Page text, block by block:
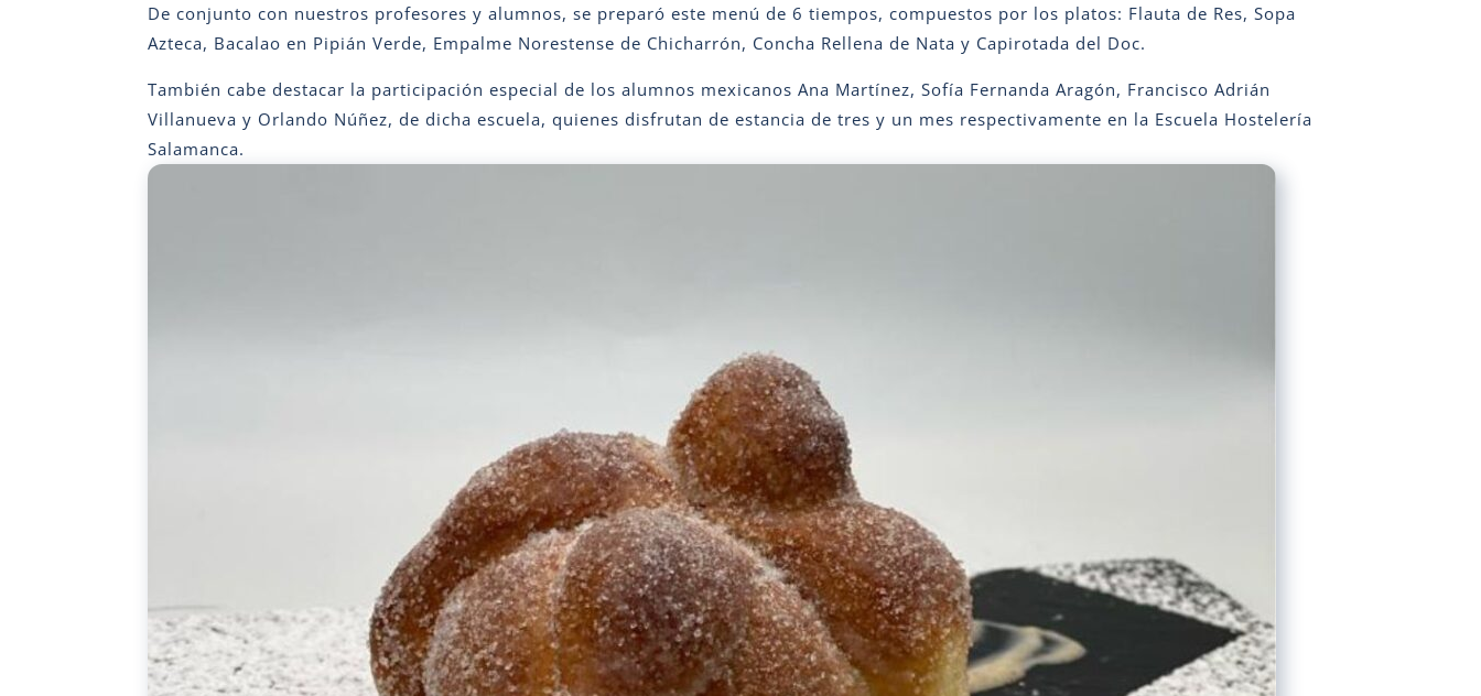
De conjunto con nuestros profesores y alumnos, se preparó este menú de 6 tiempos, compuestos por los platos: Flauta de Res, Sopa
Azteca, Bacalao en Pipián Verde, Empalme Norestense de Chicharrón, Concha Rellena de Nata y Capirotada del Doc.
También cabe destacar la participación especial de los alumnos mexicanos Ana Martínez, Sofía Fernanda Aragón, Francisco Adrián
Villanueva y Orlando Núñez, de dicha escuela, quienes disfrutan de estancia de tres y un mes respectivamente en la Escuela Hostelería
Salamanca.